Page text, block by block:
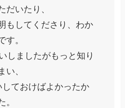
だいたり、
もしてくださり、わか
す。
しましたがもっと知り
い、
ておけばよかったか
。